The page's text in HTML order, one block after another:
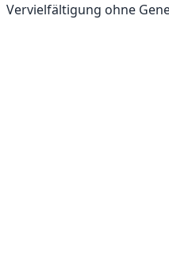
Vervielfältigung ohne